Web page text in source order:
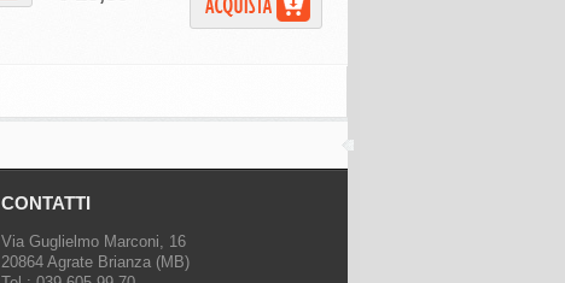
CONTATTI
Via Guglielmo Marconi, 16
20864 Agrate Brianza (MB)